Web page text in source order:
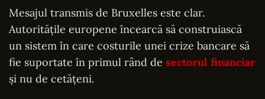
Mesajul transmis de Bruxelles este clar.
Autoritățile europene încearcă să construiască
un sistem în care costurile unei crize bancare să
fie suportate în primul rând de sectorul financiar
și nu de cetățeni.